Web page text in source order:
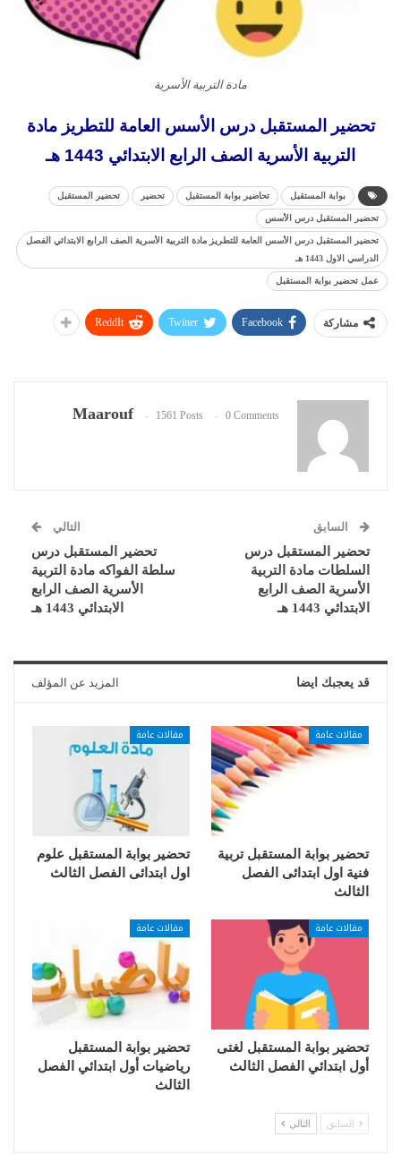
مادة التربية الأسرية
تحضير المستقبل درس الأسس العامة للتطريز مادة
التربية الأسرية الصف الرابع الابتدائي 1443 هـ
بوابة المستقبل تحاضير بوابة المستقبل تحضير تحضير المستقبل
تحضير المستقبل درس الأسس
تحضير المستقبل درس الأسس العامة للتطريز مادة التربية الأسرية الصف الرابع الابتدائي الفصل
الدراسي الاول 1443 هـ
عمل تحضير بوابة المستقبل
مشاركة Facebook
Twitter
ReddIt
Maarouf 1561 Posts 0 Comments
السابق
تحضير المستقبل درس
السلطات مادة التربية
الأسرية الصف الرابع
الابتدائي 1443 هـ
التالي
تحضير المستقبل درس
سلطة الفواكه مادة التربية
الأسرية الصف الرابع
الابتدائي 1443 هـ
قد يعجبك ايضا المزيد عن المؤلف
مقالات عامة
تحضير بوابة المستقبل تربية
فنية اول ابتدائى الفصل
الثالث
مقالات عامة
تحضير بوابة المستقبل علوم
اول ابتدائى الفصل الثالث
مقالات عامة
تحضير بوابة المستقبل لغتى
أول ابتدائي الفصل الثالث
مقالات عامة
تحضير بوابة المستقبل
رياضيات أول ابتدائي الفصل
الثالث
السابق التالي